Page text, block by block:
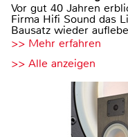
Vor gut 40 Jahren
Firma Hifi Sound das
Bausatz wieder
>> Mehr erfahren
>> Alle anzeigen